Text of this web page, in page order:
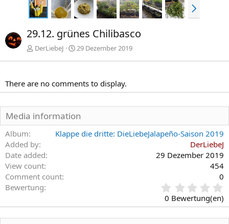
N
ä
29.12. grünes Chilibasco
DerLiebeJ 29 Dezember 2019
There are no comments to display.
Media information
Album
Klappe die dritte: DieLiebeJalapeño-Saison 2019
Added by
DerLiebeJ
Date added
29 Dezember 2019
View count
454
Comment count
0
Bewertung
0
0
0 Bewertung(en)